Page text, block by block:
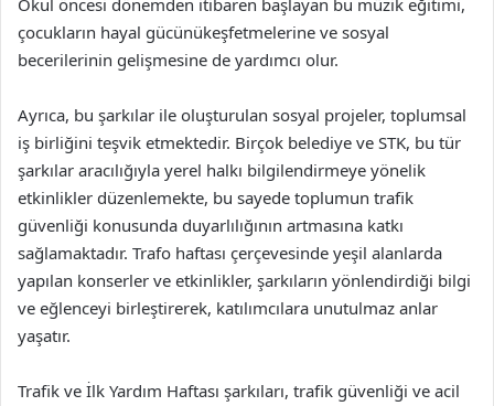
Okul öncesi dönemden itibaren başlayan bu müzik eğitimi,
çocukların hayal gücünükeşfetmelerine ve sosyal
becerilerinin gelişmesine de yardımcı olur.
Ayrıca, bu şarkılar ile oluşturulan sosyal projeler, toplumsal
iş birliğini teşvik etmektedir. Birçok belediye ve STK, bu tür
şarkılar aracılığıyla yerel halkı bilgilendirmeye yönelik
etkinlikler düzenlemekte, bu sayede toplumun trafik
güvenliği konusunda duyarlılığının artmasına katkı
sağlamaktadır. Trafo haftası çerçevesinde yeşil alanlarda
yapılan konserler ve etkinlikler, şarkıların yönlendirdiği bilgi
ve eğlenceyi birleştirerek, katılımcılara unutulmaz anlar
yaşatır.
Trafik ve İlk Yardım Haftası şarkıları, trafik güvenliği ve acil